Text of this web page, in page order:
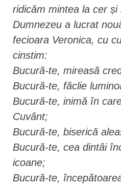
ridicăm mintea la cer
Dumnezeu a lucrat
fecioara Veronica, cu
cinstim:
Bucură-te, mireasă
Bucură-te, făclie
Bucură-te, inimă în
Cuvânt;
Bucură-te, biserică
Bucură-te, cea dintâi
icoane;
Bucură-te,